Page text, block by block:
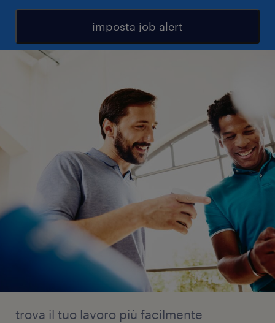
imposta job alert
trova il tuo lavoro più facilmente